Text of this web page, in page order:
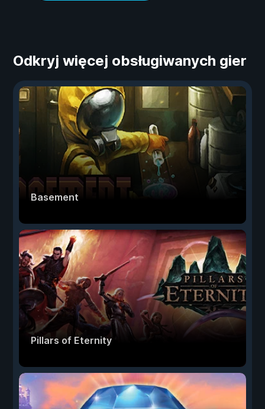
Odkryj więcej obsługiwanych gier
Basement
Pillars of Eternity